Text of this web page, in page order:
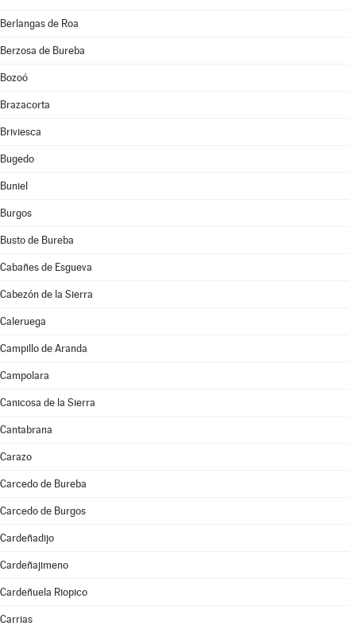
Berlangas de Roa
Berzosa de Bureba
Bozoó
Brazacorta
Briviesca
Bugedo
Buniel
Burgos
Busto de Bureba
Cabañes de Esgueva
Cabezón de la Sierra
Caleruega
Campillo de Aranda
Campolara
Canicosa de la Sierra
Cantabrana
Carazo
Carcedo de Bureba
Carcedo de Burgos
Cardeñadijo
Cardeñajimeno
Cardeñuela Riopico
Carrias